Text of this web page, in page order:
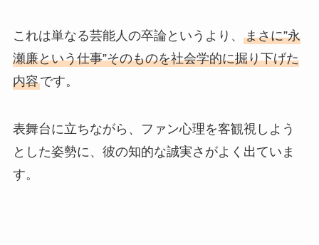
これは単なる芸能人の卒論というより、 まさに”永
瀬廉という仕事”そのものを社会学的に掘り下げた
内容です。
表舞台に立ちながら、ファン心理を客観視しよう
とした姿勢に、彼の知的な誠実さがよく出ていま
す。